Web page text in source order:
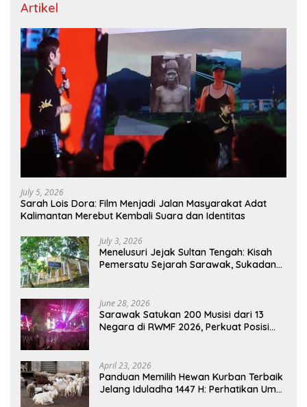
Artikel
July 5, 2026
Sarah Lois Dora: Film Menjadi Jalan Masyarakat Adat
Kalimantan Merebut Kembali Suara dan Identitas
July 3, 2026
Menelusuri Jejak Sultan Tengah: Kisah
Pemersatu Sejarah Sarawak, Sukadana,
June 28, 2026
Sarawak Satukan 200 Musisi dari 13
Negara di RWMF 2026, Perkuat Posisi
April 23, 2026
Panduan Memilih Hewan Kurban Terbaik
Jelang Iduladha 1447 H: Perhatikan Umur